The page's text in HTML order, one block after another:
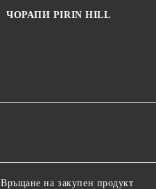
ЧОРАПИ PIRIN HILL
Връщане на закупен продукт